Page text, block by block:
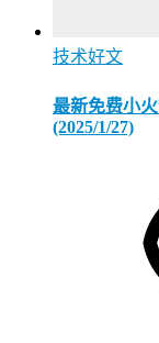
技术好文
最新免费小
(2025/1/27)